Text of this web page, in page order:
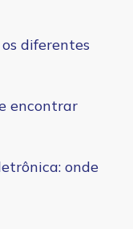
diferentes
encontrar
onde